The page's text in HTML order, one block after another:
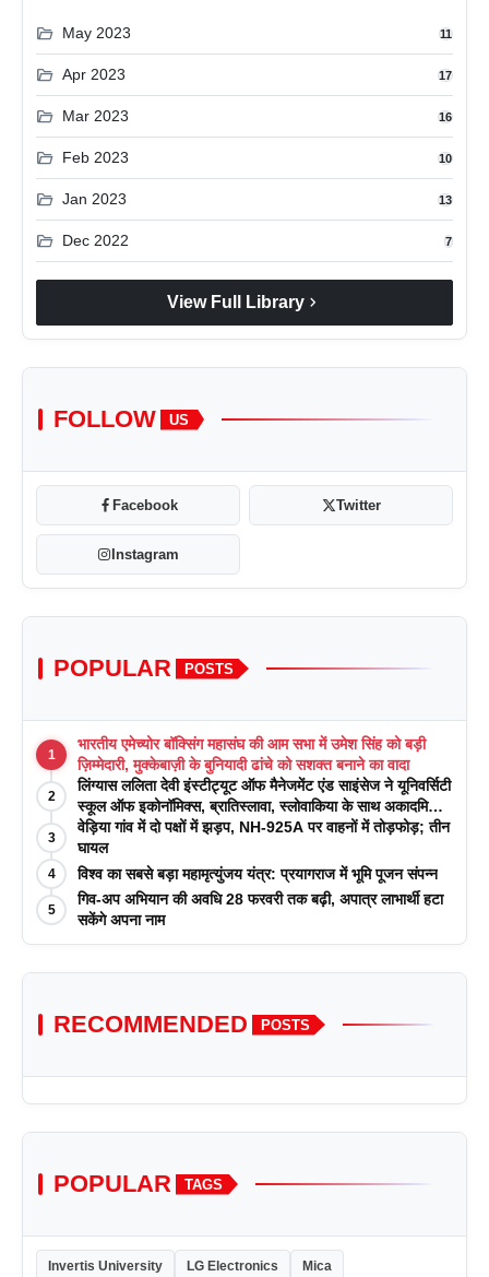
folder_open May 2023 11
folder_open Apr 2023 17
folder_open Mar 2023 16
folder_open Feb 2023 10
folder_open Jan 2023 13
folder_open Dec 2022 7
View Full Library chevron_right
FOLLOW US
Facebook Twitter
Instagram
POPULAR POSTS
1
भारतीय एमेच्योर बॉक्सिंग महासंघ की आम सभा में उमेश सिंह को बड़ी
ज़िम्मेदारी, मुक्केबाज़ी के बुनियादी ढांचे को सशक्त बनाने का वादा
2
लिंग्यास ललिता देवी इंस्टीट्यूट ऑफ मैनेजमेंट एंड साइंसेज ने यूनिवर्सिटी
स्कूल ऑफ इकोनॉमिक्स, ब्रातिस्लावा, स्लोवाकिया के साथ अकादमिक
पत्रिकाओं में प्रकाशन रणनीतियों पर एक दिवसीय कार्यशाला का
आयोजन किया
3
वेड़िया गांव में दो पक्षों में झड़प, NH-925A पर वाहनों में तोड़फोड़; तीन
घायल
4 विश्व का सबसे बड़ा महामृत्युंजय यंत्र: प्रयागराज में भूमि पूजन संपन्न
5
गिव-अप अभियान की अवधि 28 फरवरी तक बढ़ी, अपात्र लाभार्थी हटा
सकेंगे अपना नाम
RECOMMENDED POSTS
POPULAR TAGS
Invertis University LG Electronics Mica